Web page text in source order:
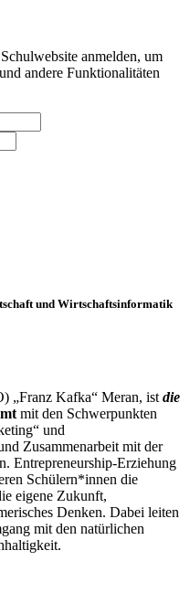
anmelden, um
andere Funktionalitäten
und Wirtschaftsinformatik
„Franz Kafka“ Meran, ist die
mit den Schwerpunkten
und
Zusammenarbeit mit der
Entrepreneurship-Erziehung
Schülern*innen die
eigene Zukunft,
Denken. Dabei leiten
mit den natürlichen